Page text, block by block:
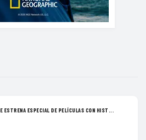
ESTRENA ESPECIAL DE PELÍCULAS CON HIST...